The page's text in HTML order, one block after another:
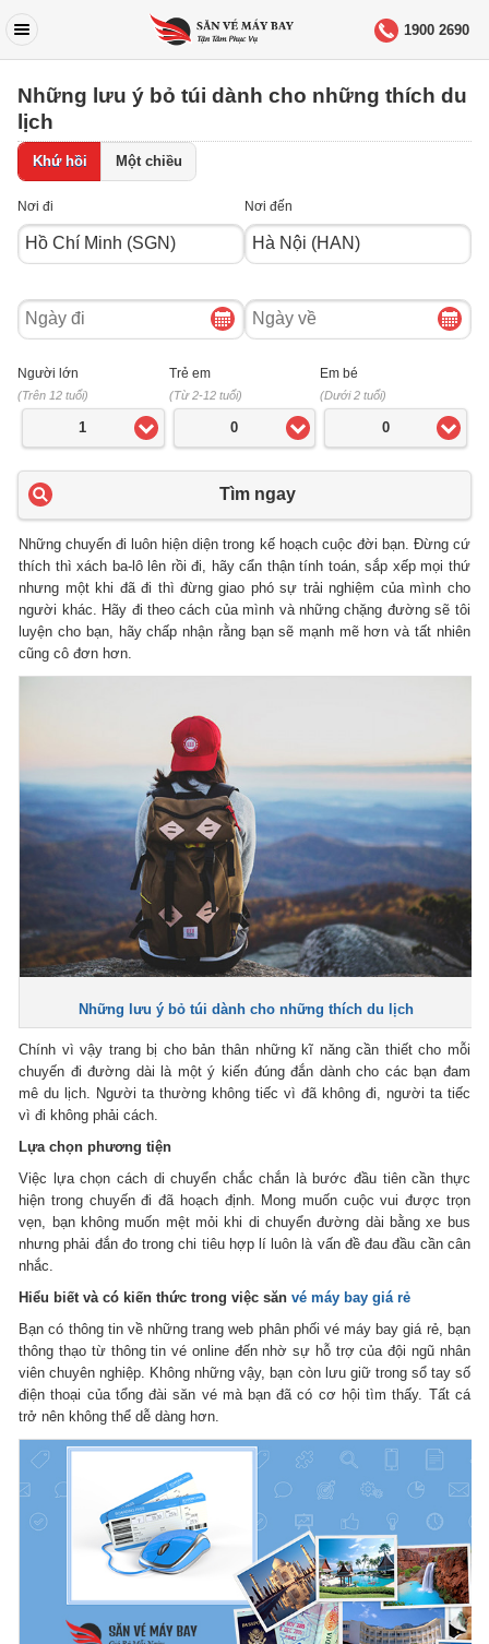
1900 2690
Những lưu ý bỏ túi dành cho những thích du
lịch
Khứ hồi Một chiều
Nơi đi Nơi đến
Ngày
đi
Ngày
về
Người lớn
(Trên 12 tuổi)
1
Trẻ em
(Từ 2-12 tuổi)
0
Em bé
(Dưới 2 tuổi)
0
Tìm ngay
Những chuyến đi luôn hiện diện trong kế hoạch cuộc đời bạn. Đừng cứ
thích thì xách ba-lô lên rồi đi, hãy cẩn thận tính toán, sắp xếp mọi thứ
nhưng một khi đã đi thì đừng giao phó sự trải nghiệm của mình cho
người khác. Hãy đi theo cách của mình và những chặng đường sẽ tôi
luyện cho bạn, hãy chấp nhận rằng bạn sẽ mạnh mẽ hơn và tất nhiên
cũng cô đơn hơn.
Những lưu ý bỏ túi dành cho những thích du lịch
Chính vì vậy trang bị cho bản thân những kĩ năng cần thiết cho mỗi
chuyến đi đường dài là một ý kiến đúng đắn dành cho các bạn đam
mê du lịch. Người ta thường không tiếc vì đã không đi, người ta tiếc
vì đi không phải cách.
Lựa chọn phương tiện
Việc lựa chọn cách di chuyển chắc chắn là bước đầu tiên cần thực
hiện trong chuyến đi đã hoạch định. Mong muốn cuộc vui được trọn
vẹn, bạn không muốn mệt mỏi khi di chuyển đường dài bằng xe bus
nhưng phải đắn đo trong chi tiêu hợp lí luôn là vấn đề đau đầu cần cân
nhắc.
Hiểu biết và có kiến thức trong việc sănvé máy bay giá rẻ
Bạn có thông tin về những trang web phân phối vé máy bay giá rẻ, bạn
thông thạo từ thông tin vé online đến nhờ sự hỗ trợ của đội ngũ nhân
viên chuyên nghiệp. Không những vậy, bạn còn lưu giữ trong sổ tay số
điện thoại của tổng đài săn vé mà bạn đã có cơ hội tìm thấy. Tất cá
trở nên không thể dễ dàng hơn.